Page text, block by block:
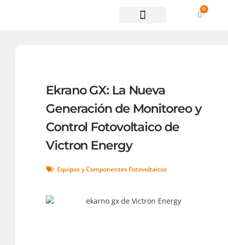
0
Ekrano GX: La Nueva
Generación de Monitoreo y
Control Fotovoltaico de
Victron Energy
Equipos y Componentes Fotovoltaicos